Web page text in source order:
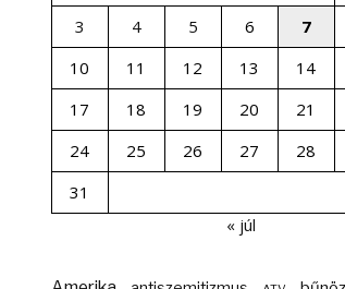
3
4 5 6 7
10
11 12 13 14
17
18 19 20 21
24
25 26 27 28
31
« júl